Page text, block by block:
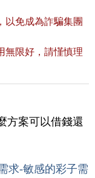
以免成為詐騙集團
無限好，請慬慎理
方案可以借錢還
求-敏感的彩子需